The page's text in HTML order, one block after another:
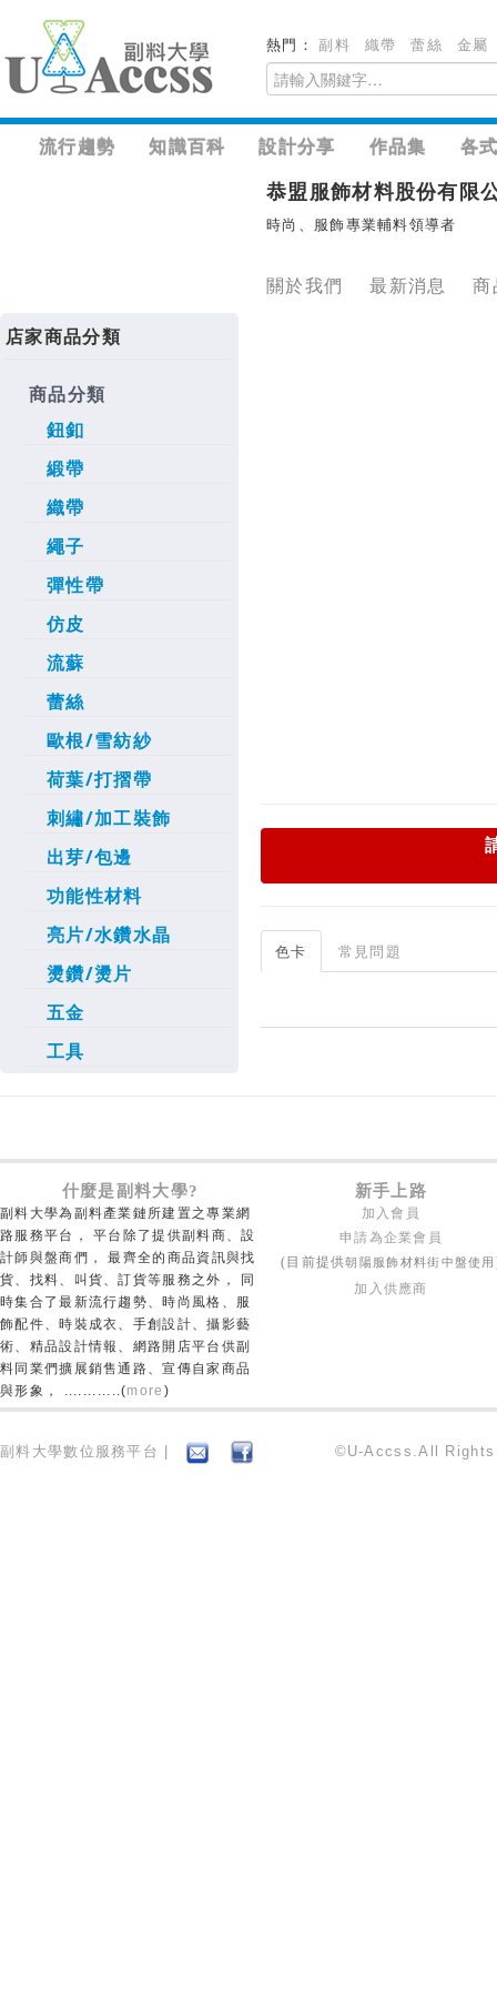
熱門：副料 織帶 蕾絲 金屬
流行趨勢 知識百科 設計分享 作品集 各
恭盟服飾材料股份有限
時尚、服飾專業輔料領導者
關於我們 最新消息 商
店家商品分類
商品分類
鈕釦
緞帶
織帶
繩子
彈性帶
仿皮
流蘇
蕾絲
歐根/雪紡紗
荷葉/打摺帶
刺繡/加工裝飾
出芽/包邊
功能性材料
亮片/水鑽水晶
燙鑽/燙片
五金
工具
色卡 常見問題
什麼是副料大學? 新手上路
副料大學為副料產業鏈所建置之專業網
路服務平台， 平台除了提供副料商、設
計師與盤商們， 最齊全的商品資訊與找
貨、找料、叫貨、訂貨等服務之外， 同
時集合了最新流行趨勢、時尚風格、服
飾配件、時裝成衣、手創設計、攝影藝
術、精品設計情報、網路開店平台供副
料同業們擴展銷售通路、宣傳自家商品
與形象， ............(more )
加入會員
申請為企業會員
(目前提供朝陽服飾材料街中盤使用
加入供應商
副料大學數位服務平台 | ©U-Accss.All Rights